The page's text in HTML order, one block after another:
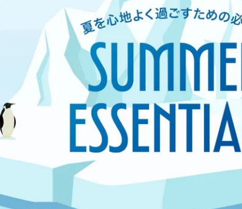
【2026年春発売】
KINUJO 新商品登場
キヌージョ初の縮毛矯正アイロ
本格ヘアケアアイテム等がラインナ
【ご好評につき詰替用が新登
高嶋ちさ子プロデュース
ノーベル化学賞受賞 美容成分
「フラーレン」配合
【2026年春発売】
KINUJO 新商品登場
キヌージョ初の縮毛矯正アイロ
本格ヘアケアアイテム等がラインナ